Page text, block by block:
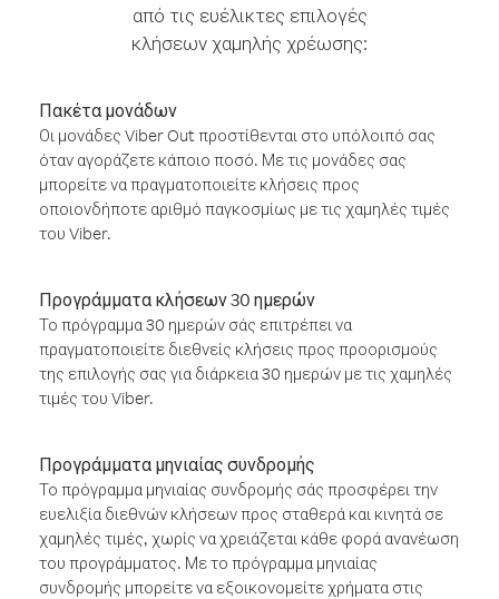
από τις ευέλικτες επιλογές
κλήσεων χαμηλής χρέωσης:
Πακέτα μονάδων
Οι μονάδες Viber Out προστίθενται στο υπόλοιπό σας
όταν αγοράζετε κάποιο ποσό. Με τις μονάδες σας
μπορείτε να πραγματοποιείτε κλήσεις προς
οποιονδήποτε αριθμό παγκοσμίως με τις χαμηλές τιμές
του Viber.
Προγράμματα κλήσεων 30 ημερών
Το πρόγραμμα 30 ημερών σάς επιτρέπει να
πραγματοποιείτε διεθνείς κλήσεις προς προορισμούς
της επιλογής σας για διάρκεια 30 ημερών με τις χαμηλές
τιμές του Viber.
Προγράμματα μηνιαίας συνδρομής
Το πρόγραμμα μηνιαίας συνδρομής σάς προσφέρει την
ευελιξία διεθνών κλήσεων προς σταθερά και κινητά σε
χαμηλές τιμές, χωρίς να χρειάζεται κάθε φορά ανανέωση
του προγράμματος. Με το πρόγραμμα μηνιαίας
συνδρομής μπορείτε να εξοικονομείτε χρήματα στις